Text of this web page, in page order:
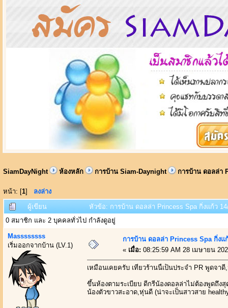
SiamDayNight ห้องหลัก การบ้าน Siam-Daynight การบ้าน ดอลล่า
หน้า: [1] ลงล่าง
ผู้เขียน
หัวข้อ: การบ้าน ดอลล่า Princess Spa กิ่งแก้ว
0 สมาชิก และ 2 บุคคลทั่วไป กำลังดูอยู่
Massssssss
เริ่มออกจากบ้าน (LV.1)
การบ้าน ดอลล่า Princess Spa กิ่งแ
« เมื่อ: 08:25:59 AM 28 เมษายน
เหมือนเคยครับ เที่ยวร้านนี้เป็นประจำ PR พูดจา
ขึ้นห้องตามระเบียบ ดีกรีน้องดอลล่าไม่ต้องพูดถึง
น้องตัวขาวสะอาด,หุ่นดี (น่าจะเป็นสาวสาย